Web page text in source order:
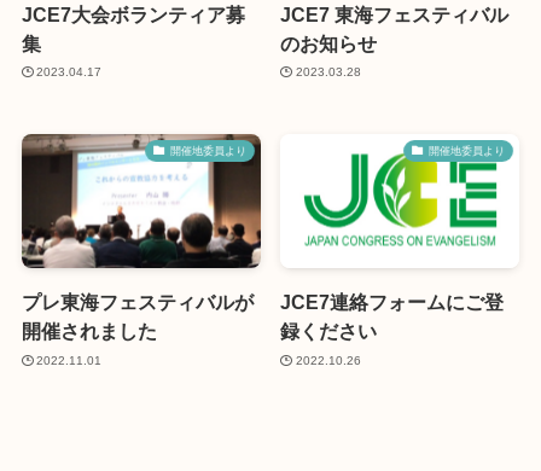
JCE7大会ボランティア募
集
2023.04.17
JCE7 東海フェスティバル
のお知らせ
2023.03.28
開催地委員より
プレ東海フェスティバルが
開催されました
2022.11.01
開催地委員より
JCE7連絡フォームにご登
録ください
2022.10.26